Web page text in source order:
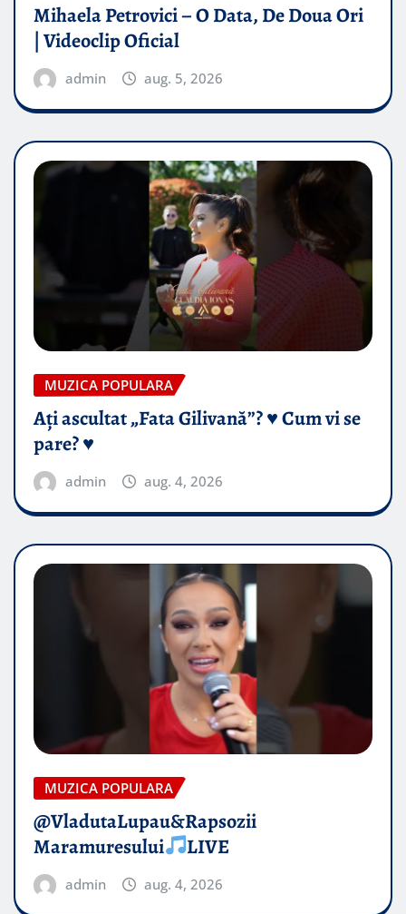
Mihaela Petrovici – O Data, De Doua Ori
| Videoclip Oficial
admin aug. 5, 2026
MUZICA POPULARA
Ați ascultat „Fata Gilivană”? ♥️ Cum vi se
pare? ♥️
admin aug. 4, 2026
MUZICA POPULARA
@VladutaLupau&Rapsozii
Maramuresului
LIVE
admin aug. 4, 2026